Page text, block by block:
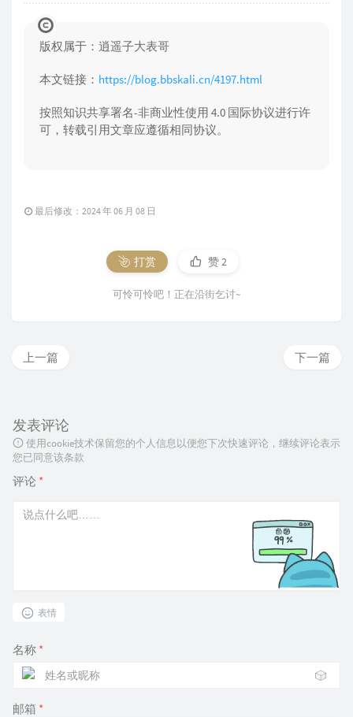
版权属于：逍遥子大表哥
本文链接： https://blog.bbskali.cn/4197.html
按照知识共享署名-非商业性使用 4.0 国际协议进行许
可，转载引用文章应遵循相同协议。
最后修改：2024 年 06 月 08 日
打赏 赞2
可怜可怜吧！正在沿街乞讨~
下一篇
上一篇
发表评论
使用cookie技术保留您的个人信息以便您下次快速评论，继续评论表示
您已同意该条款
评论 *
表情
名称 *
🎲
邮箱 *